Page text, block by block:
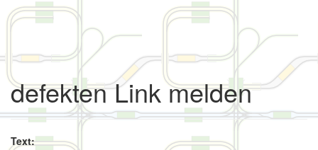
defekten Link melden
Text: